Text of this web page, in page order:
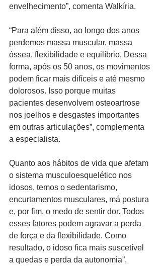
envelhecimento”, comenta Walkíria.
“Para além disso, ao longo dos anos
perdemos massa muscular, massa
óssea, flexibilidade e equilíbrio. Dessa
forma, após os 50 anos, os movimentos
podem ficar mais difíceis e até mesmo
dolorosos. Isso porque muitas
pacientes desenvolvem osteoartrose
nos joelhos e desgastes importantes
em outras articulações”, complementa
a especialista.
Quanto aos hábitos de vida que afetam
o sistema musculoesquelético nos
idosos, temos o sedentarismo,
encurtamentos musculares, má postura
e, por fim, o medo de sentir dor. Todos
esses fatores podem agravar a perda
de força e da flexibilidade. Como
resultado, o idoso fica mais suscetível
a quedas e perda da autonomia”,